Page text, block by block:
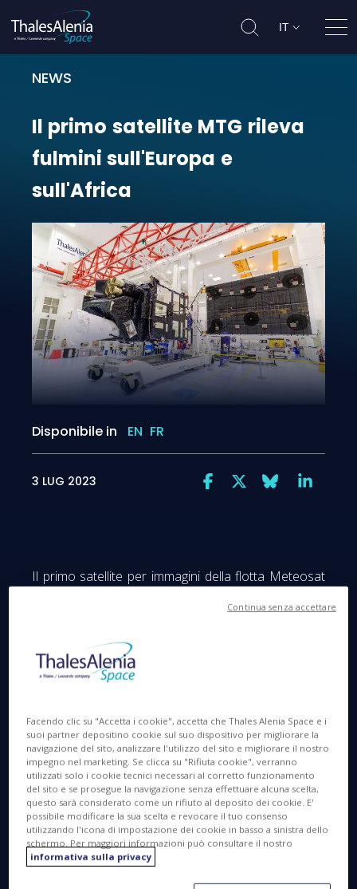
IT
NEWS
Il primo satellite MTG rileva
Il primo satellite MTG rileva
fulmini sull'Europa e
sull'Africa
Disponibile in EN FR
3 LUG 2023
Il primo satellite per immagini della flotta Meteosat
da Arianespace il 13 dicembre scorso, ha scattato
Terra grazie a uno dei suoi strumenti di punta:
l'imager combinato flessibile FCI (Flexible Combined
Facendo clic su "Accetta i cookie", accetta che Thales Alenia Space e i
suoi partner depositino cookie sul suo dispositivo per migliorare la
navigazione del sito, analizzare l'utilizzo del sito e migliorare il nostro
impegno nel marketing. Se clicca su "Rifiuta cookie", verranno
utilizzati solo i cookie tecnici necessari al corretto funzionamento
del sito e se prosegue la navigazione senza effettuare alcuna scelta,
questo sarà considerato come un rifiuto al deposito dei cookie. E'
possibile modificare la sua scelta e revocare il tuo consenso
utilizzando l'icona di impostazione dei cookie in basso a sinistra dello
schermo. Per maggiori informazioni può consultare il nostro
informativa sulla privacy
Continua senza accettare